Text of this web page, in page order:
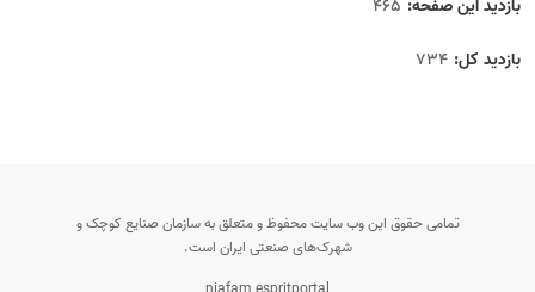
بازدید این صفحه: 465
بازدید‌ کل: 734
تمامی حقوق این وب سایت محفوظ و متعلق به سازمان صنایع کوچک و
شهرک‌های صنعتی ایران است.